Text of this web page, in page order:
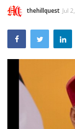
Contact
National
Himachal
Sports
thehillquest Jul